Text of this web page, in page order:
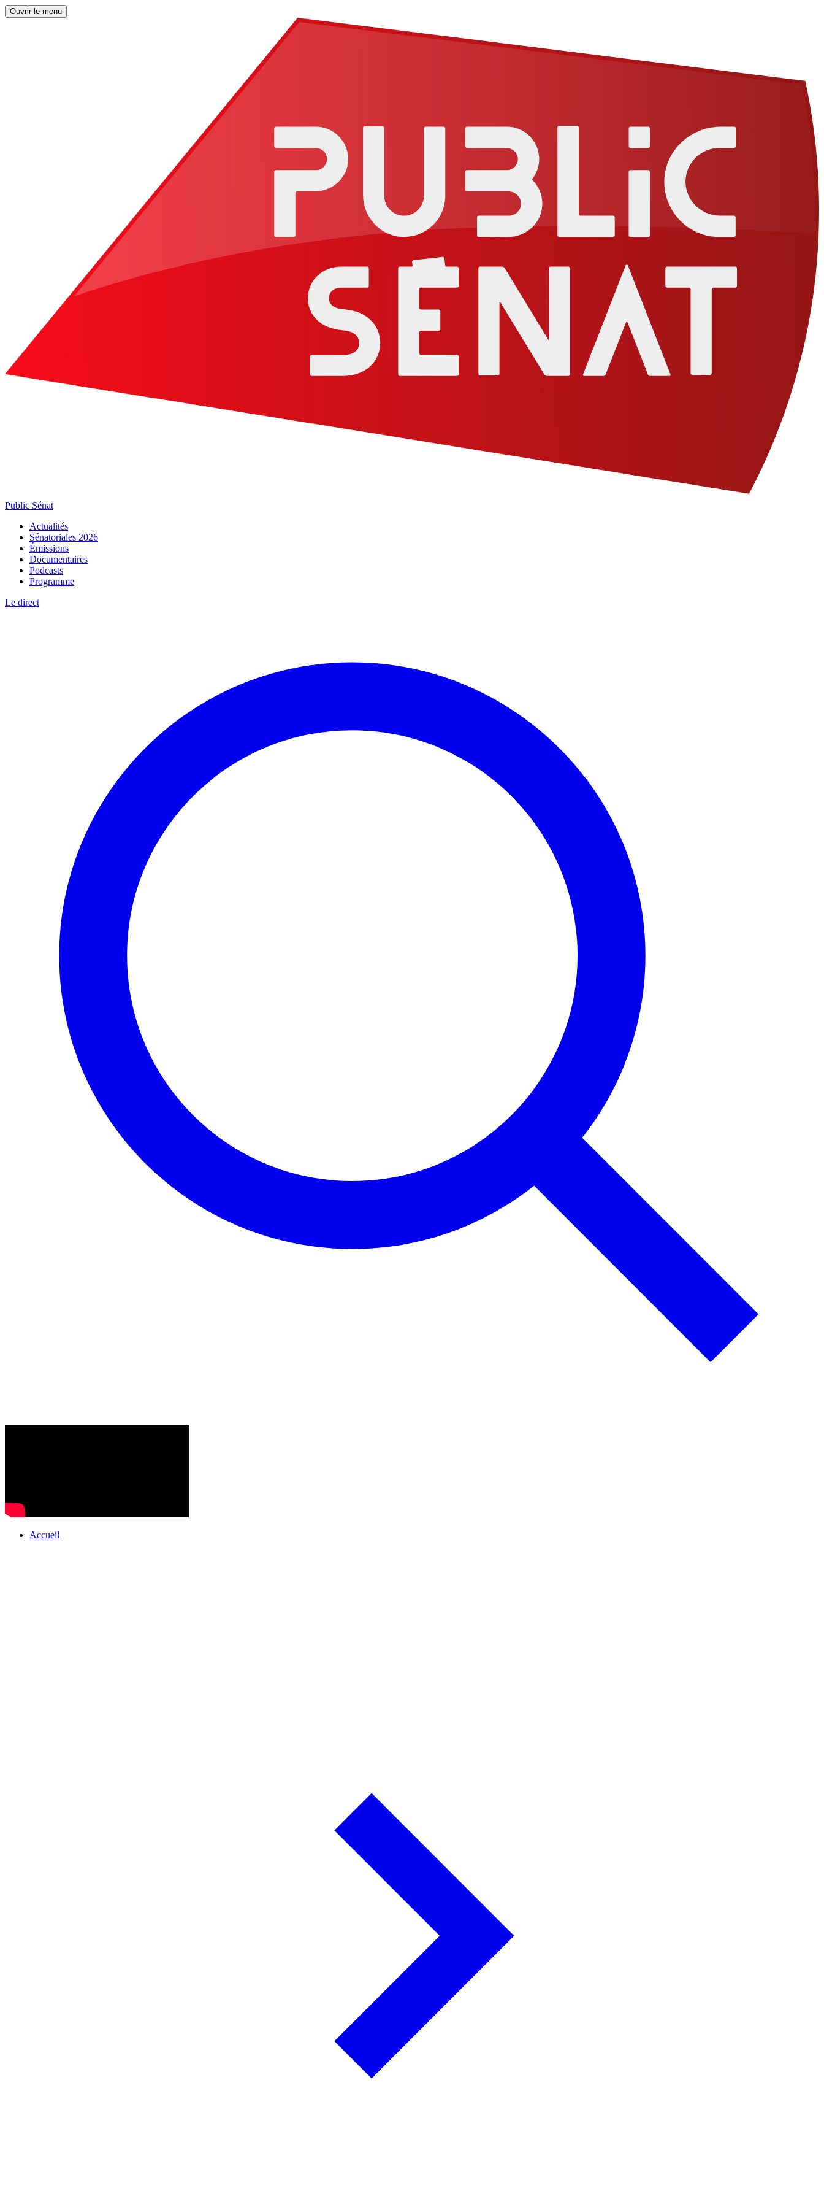
Ouvrir le menu
Public Sénat
Actualités
Sénatoriales 2026
Émissions
Documentaires
Podcasts
Programme
Le direct
Accueil